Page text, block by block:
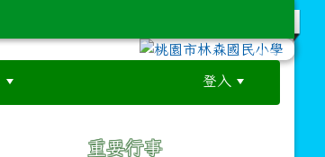
登入
重要行事